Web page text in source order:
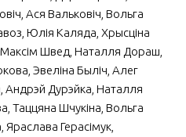
Ася Вальковіч, Вольга
Юлія Каляда, Хрысціна
Швед, Наталля Дораш,
Эвеліна Быліч, Алег
Андрэй Дурэйка, Наталля
Таццяна Шчукіна, Вольга
Герасімук,